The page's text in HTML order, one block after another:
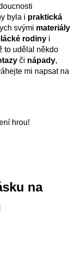
byla i praktická
svými materiály
rodiny i
to udělal někdo
či nápady,
mi napsat na
hrou!
na